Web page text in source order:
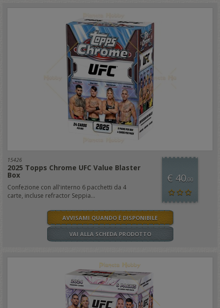
15426
2025 Topps Chrome UFC Value Blaster
Box
Confezione con all'interno 6 pacchetti da 4
carte, incluse refractor Seppia...
€ 40,00
AVVISAMI QUANDO È DISPONIBILE
VAI ALLA SCHEDA PRODOTTO